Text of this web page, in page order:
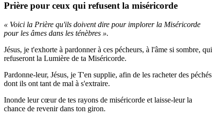
Prière pour ceux qui refusent la miséricorde
« Voici la Prière qu'ils doivent dire pour implorer la Miséricorde
pour les âmes dans les ténèbres ».
Jésus, je t'exhorte à pardonner à ces pécheurs, à l'âme si sombre, qui
refuseront la Lumière de ta Miséricorde.
Pardonne-leur, Jésus, je T'en supplie, afin de les racheter des péchés
dont ils ont tant de mal à s'extraire.
Inonde leur cœur de tes rayons de miséricorde et laisse-leur la
chance de revenir dans ton giron.